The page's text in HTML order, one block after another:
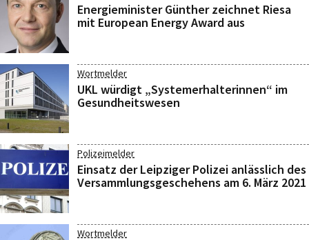
Energieminister Günther zeichnet Riesa
mit European Energy Award aus
Wortmelder
UKL würdigt „Systemerhalterinnen“ im
Gesundheitswesen
Polizeimelder
Einsatz der Leipziger Polizei anlässlich des
Versammlungsgeschehens am 6. März 2021
Wortmelder